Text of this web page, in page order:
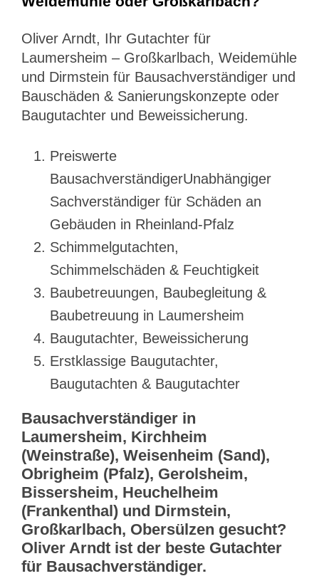
Oliver Arndt, Ihr Gutachter für
Laumersheim – Großkarlbach, Weidemühle
und Dirmstein für Bausachverständiger und
Bauschäden & Sanierungskonzepte oder
Baugutachter und Beweissicherung.
Preiswerte
BausachverständigerUnabhängiger
Sachverständiger für Schäden an
Gebäuden in Rheinland-Pfalz
Schimmelgutachten,
Schimmelschäden & Feuchtigkeit
Baubetreuungen, Baubegleitung &
Baubetreuung in Laumersheim
Baugutachter, Beweissicherung
Erstklassige Baugutachter,
Baugutachten & Baugutachter
Bausachverständiger in
Laumersheim, Kirchheim
(Weinstraße), Weisenheim (Sand),
Obrigheim (Pfalz), Gerolsheim,
Bissersheim, Heuchelheim
(Frankenthal) und Dirmstein,
Großkarlbach, Obersülzen gesucht?
Oliver Arndt ist der beste Gutachter
für Bausachverständiger.